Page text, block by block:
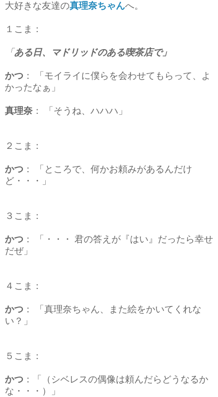
大好きな友達の真理奈ちゃんへ。
１こま ：
「ある日、マドリッドのある喫茶店で」
かつ ：
「モイライに僕らを会わせてもらって、よ
かったなぁ」
真理奈 ： 「そうね、ハハハ」
２こま ：
かつ ：
「ところで、何かお頼みがあるんだけ
ど・・・」
３こま ：
かつ ：
「・・・ 君の答えが『はい』だったら幸せ
だぜ」
４こま ：
かつ ：
「真理奈ちゃん、また絵をかいてくれな
い？」
５こま ：
かつ ：
「（シベレスの偶像は頼んだらどうなるか
な・・・）」